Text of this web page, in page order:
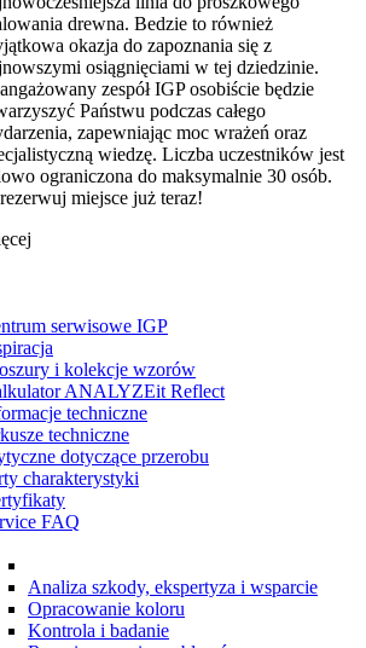
drewna. Bedzie to również
okazja do zapoznania się z
osiągnięciami w tej dziedzinie.
zespół IGP osobiście będzie
Państwu podczas całego
zapewniając moc wrażeń oraz
wiedzę. Liczba uczestników jest
ograniczona do maksymalnie 30 osób.
miejsce już teraz!
serwisowe IGP
i kolekcje wzorów
ANALYZEit Reflect
techniczne
techniczne
dotyczące przerobu
charakterystyki
FAQ
Analiza szkody, ekspertyza i wsparcie
Opracowanie koloru
Kontrola i badanie